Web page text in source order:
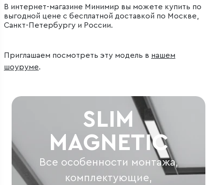
В интернет-магазине Минимир вы можете купить по
выгодной цене с бесплатной доставкой по Москве,
Санкт-Петербургу и России.
Приглашаем посмотреть эту модель в нашем
шоуруме.
SLIM
MAGNETIC
Все особенности монтажа,
комплектующие,